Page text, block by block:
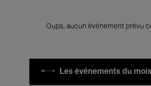
Oups, aucun événement prévu
Les événements du